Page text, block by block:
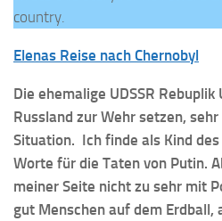
country.
Elenas Reise nach Chernobyl
Die ehemalige UDSSR
Russland zur Wehr setzen,
Situation. Ich finde als Kind
Worte für die Taten von Putin.
meiner Seite nicht zu sehr mit
gut Menschen auf dem Erdball,